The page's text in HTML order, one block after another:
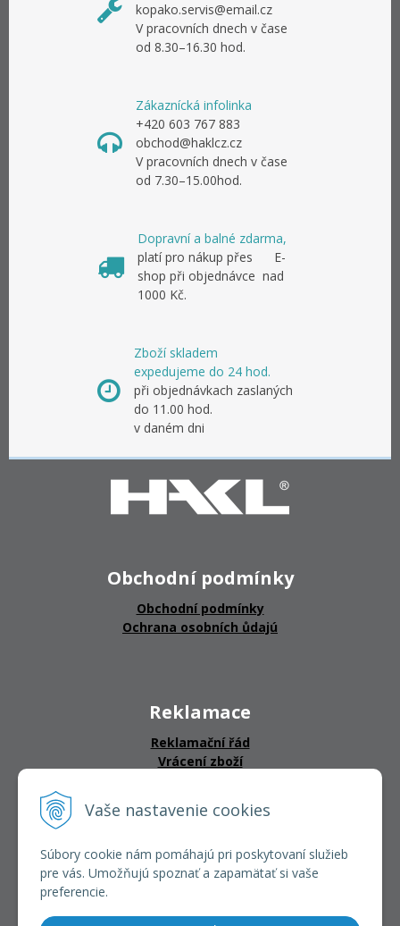
Vaše nastavenie cookies
Súbory cookie nám pomáhajú pri poskytovaní služieb
pre vás. Umožňujú spoznať a zapamätať si vaše
preferencie.
kopako.servis@email.cz
V pracovních dnech v čase
od 8.30–16.30 hod.
Zákaznícká infolinka
+420 603 767 883
obchod@haklcz.cz
V pracovních dnech v čase
od 7.30–15.00hod.
Dopravní a balné zdarma,
platí pro nákup přes E-
shop při objednávce nad
1000 Kč.
Zboží skladem
expedujeme do 24 hod.
při objednávkach zaslaných
do 11.00 hod.
v daném dni
Obchodní podmínky
Obchodní podmínky
Ochrana osobních ůdajú
Reklamace
Reklamační řád
Vrácení zboží
CERTIFIKÁTY